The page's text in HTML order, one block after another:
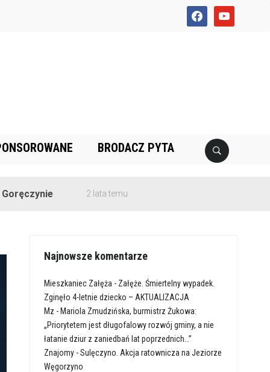
facebookyoutube
BRODACZ PYTA
2 lata temu
Najnowsze komentarze
Mieszkaniec Załęża - Załęże. Śmiertelny wypadek.
Zginęło 4-letnie dziecko – AKTUALIZACJA
Mz - Mariola Zmudzińska, burmistrz Żukowa:
„Priorytetem jest długofalowy rozwój gminy, a nie
łatanie dziur z zaniedbań lat poprzednich…”
Znajomy -Sulęczyno. Akcja ratownicza na Jeziorze
Węgorzyno